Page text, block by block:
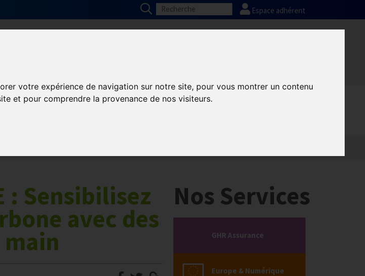
votre expérience de navigation sur notre site, pour vous montrer un contenu
et pour comprendre la provenance de nos visiteurs.
Espace adhérent
: Sensibilisez
avec des
Nos Services
GHR Assurance
Europe & Numérique